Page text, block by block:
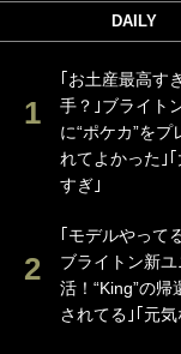
DAILY
｢お土産最高す
手？｣ブライト
に“ポケカ”を
れてよかった｣
すぎ｣
｢モデルやって
ブライトン新
活！“King”の
されてる｣｢元